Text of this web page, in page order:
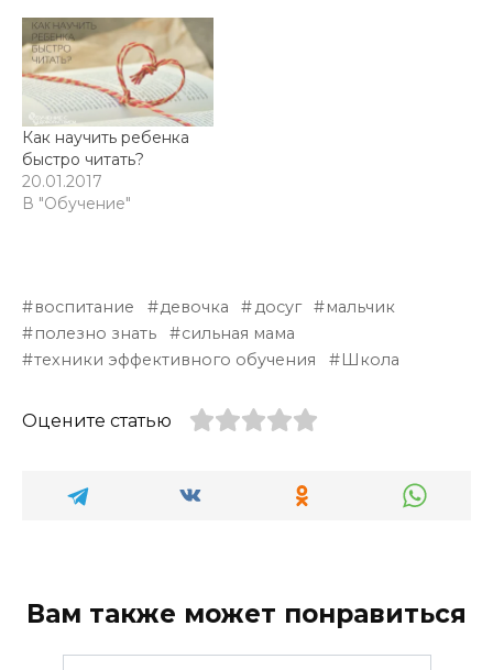
Как научить ребенка
быстро читать?
20.01.2017
В "Обучение"
воспитание девочка досуг
мальчик
полезно знать
сильная мама
техники эффективного обучения
Школа
Оцените статью
Вам также может понравиться